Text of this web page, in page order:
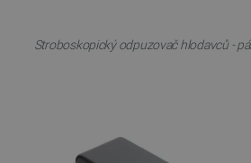
Stroboskopický odpuzovač hlodavců -